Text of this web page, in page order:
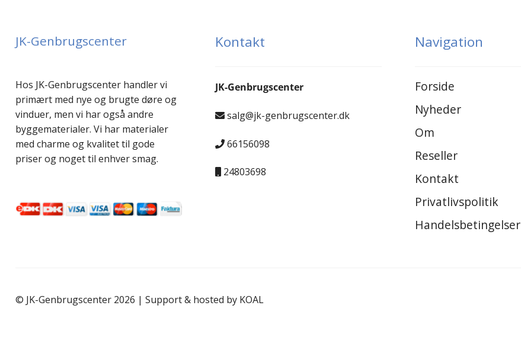
Runde og special-vinduer
Støbejernsvindue
Tophængte vinduer
Vinduesparti
JK-Genbrugscenter
Hos JK-Genbrugscenter handler vi
primært med nye og brugte døre og
vinduer, men vi har også andre
byggematerialer. Vi har materialer
med charme og kvalitet til gode
priser og noget til enhver smag.
Kontakt
JK-Genbrugscenter
salg@jk-genbrugscenter.dk
66156098
24803698
Navigation
Forside
Nyheder
Om
Reseller
Kontakt
Privatlivspolitik
Handelsbetingelser
© JK-Genbrugscenter 2026 | Support & hosted by KOAL